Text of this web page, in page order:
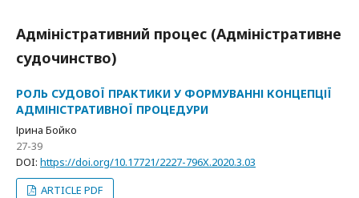
Адміністративний процес (Адміністративне
судочинство)
РОЛЬ СУДОВОЇ ПРАКТИКИ У ФОРМУВАННІ КОНЦЕПЦІЇ
АДМІНІСТРАТИВНОЇ ПРОЦЕДУРИ
Ірина Бойко
27-39
DOI: https://doi.org/10.17721/2227-796X.2020.3.03
ARTICLE PDF